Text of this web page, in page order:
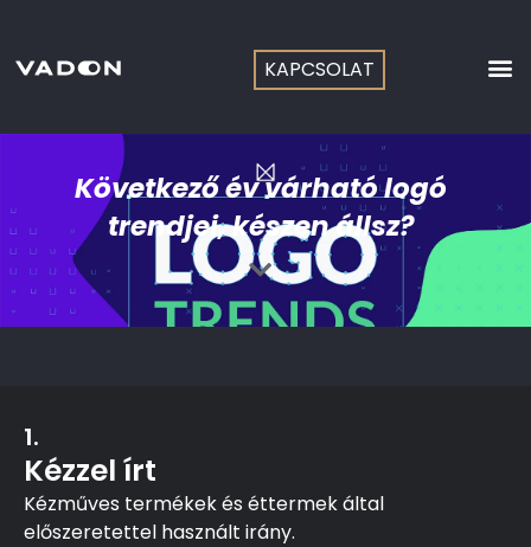
content
KAPCSOLAT
Következő év várható logó
trendjei, készen állsz?
1.
Kézzel írt
Kézműves termékek és éttermek által
előszeretettel használt irány.